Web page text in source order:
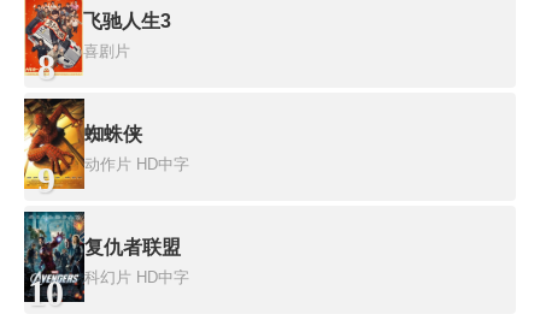
8
飞驰人生3
喜剧片
9
蜘蛛侠
动作片 HD中字
10
复仇者联盟
科幻片 HD中字